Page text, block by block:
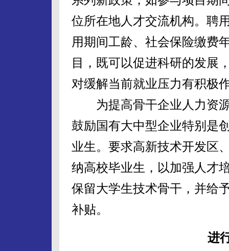
位所在地人才交流机构。聘
用期间工龄、社会保险缴费
目，既可以促进科研的发展
对缓解当前就业压力有积极
为提高骨干企业人力资源
鼓励国有大中型企业特别是
业生。要求高新技术开发区
纳高校毕业生，以加强人才
保留大学生技术骨干，并给
补贴。
进